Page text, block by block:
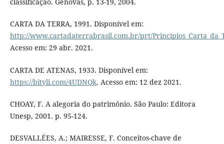
classificação. Genovas, p. 13-19, 2004.
CARTA DA TERRA, 1991. Disponível em:
http://www.cartadaterrabrasil.com.br/prt/
Acesso em: 29 abr. 2021.
CARTA DE ATENAS, 1933. Disponível em:
https://bityli.com/4UDNQk. Acesso em: 12 dez 2021.
CHOAY, F. A alegoria do patrimônio. São Paulo: Editora
Unesp, 2001. p. 95-124.
DESVALLÉES, A.; MAIRESSE, F. Conceitos-chave de